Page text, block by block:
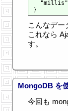
こんなデー
これなら
す。
MongoDB を
今回も